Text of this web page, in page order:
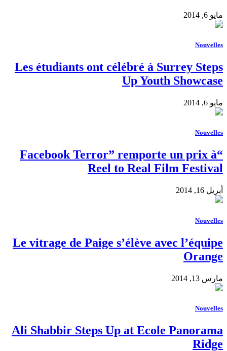
مايو 6, 2014
Nouvelles
Les étudiants ont célébré à Surrey Steps
Up Youth Showcase
مايو 6, 2014
Nouvelles
“Facebook Terror” remporte un prix à
Reel to Real Film Festival
أبريل 16, 2014
Nouvelles
Le vitrage de Paige s’élève avec l’équipe
Orange
مارس 13, 2014
Nouvelles
Ali Shabbir Steps Up at Ecole Panorama
Ridge